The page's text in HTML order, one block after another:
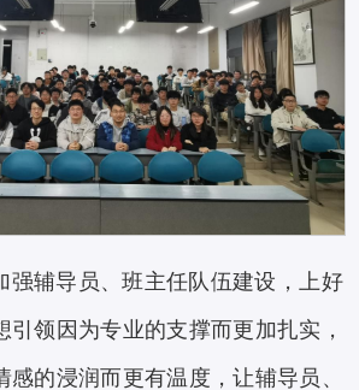
强辅导员、班主任队伍建设，上好
引领因为专业的支撑而更加扎实，
的浸润而更有温度，让辅导员、